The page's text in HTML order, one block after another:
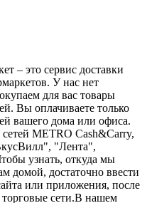
– это cервис доставки
У нас нет
для вас товары
Вы оплачиваете только
вашего дома или офиса.
сетей METRO Cash&Carry,
"Лента",
узнать, откуда мы
домой, достаточно ввести
или приложения, после
торговые сети.В нашем